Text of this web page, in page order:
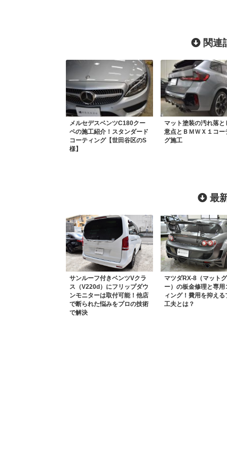
関連
メルセデスベンツC180クー
ペの施工紹介！スタンダード
コーティング【世田谷区のS
様】
マット塗装の汚れ落と
意点とＢＭＷＸ１コー
グ施工
最
サンルーフ付きベンツVクラ
ス（V220d）にフリップダウ
ンモニターは取付可能！他店
で断られた悩みをプロの技術
で解決
マツダRX-8（マット
ー）の板金修理と専用
ィング！費用を抑える
工夫とは？